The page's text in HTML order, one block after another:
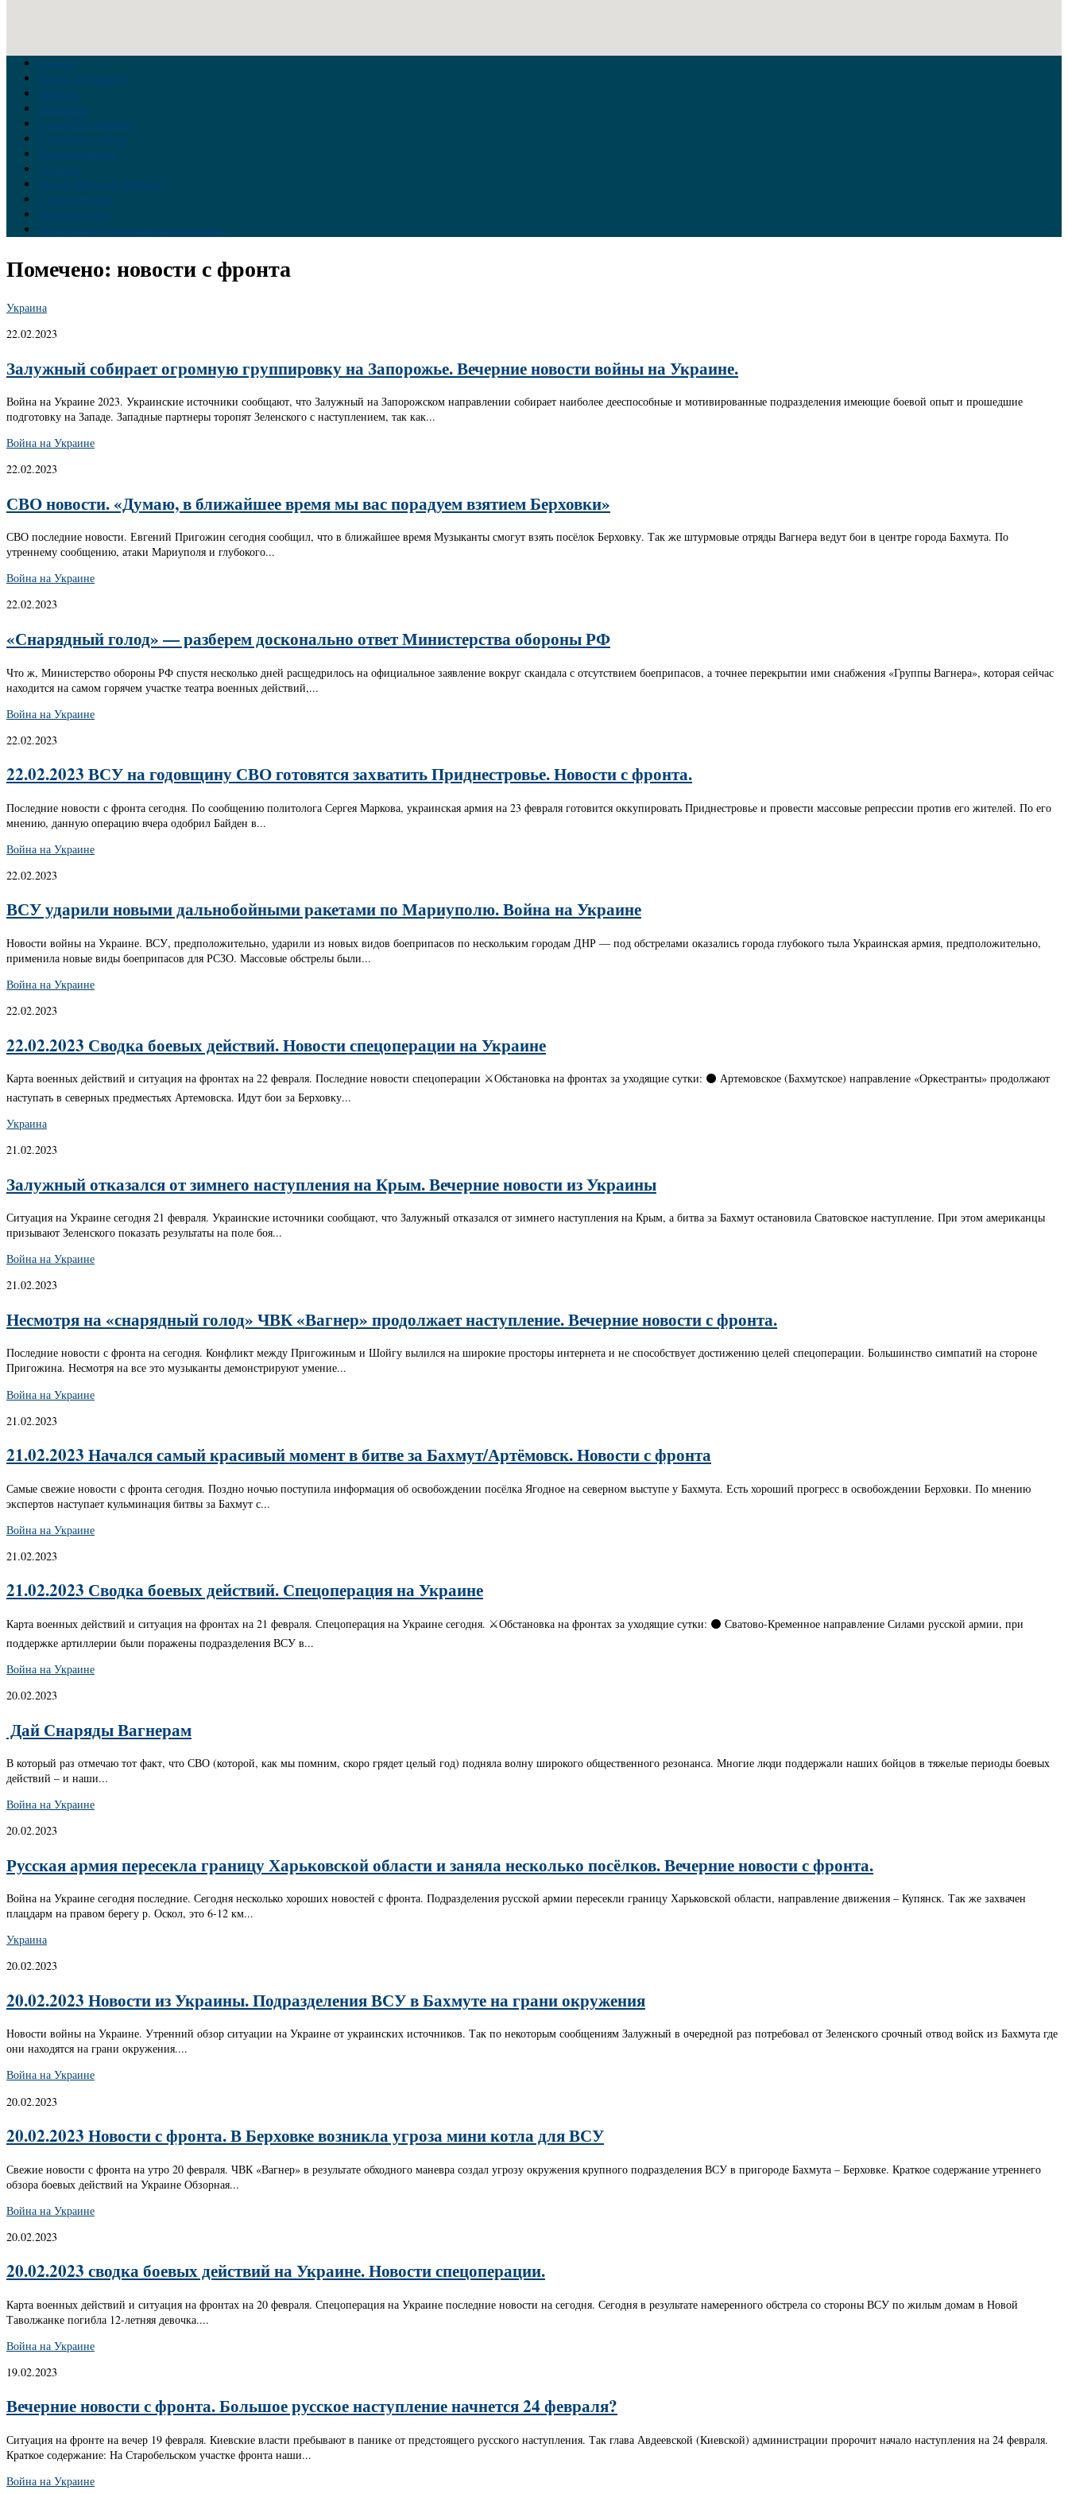
Главная
Война на Украине
Новости
Аналитика
Тайны Геополитики
Российские элиты
Теория заговора
Украина
Новый Мировой Порядок
Тайны истории
Обратная связь
Правила комментирования материалов
Помечено: новости с фронта
Украина
22.02.2023
Залужный собирает огромную группировку на Запорожье. Вечерние новости войны на Украине.
Война на Украине 2023. Украинские источники сообщают, что Залужный на Запорожском направлении собирает наиболее дееспособные и мотивированные подразделения имеющие боевой опыт и прошедшие
подготовку на Западе. Западные партнеры торопят Зеленского с наступлением, так как...
Война на Украине
22.02.2023
СВО новости. «Думаю, в ближайшее время мы вас порадуем взятием Берховки»
СВО последние новости. Евгений Пригожин сегодня сообщил, что в ближайшее время Музыканты смогут взять посёлок Берховку. Так же штурмовые отряды Вагнера ведут бои в центре города Бахмута. По
утреннему сообщению, атаки Мариуполя и глубокого...
Война на Украине
22.02.2023
«Снарядный голод» — разберем досконально ответ Министерства обороны РФ
Что ж, Министерство обороны РФ спустя несколько дней расщедрилось на официальное заявление вокруг скандала с отсутствием боеприпасов, а точнее перекрытии ими снабжения «Группы Вагнера», которая сейчас
находится на самом горячем участке театра военных действий,...
Война на Украине
22.02.2023
22.02.2023 ВСУ на годовщину СВО готовятся захватить Приднестровье. Новости с фронта.
Последние новости с фронта сегодня. По сообщению политолога Сергея Маркова, украинская армия на 23 февраля готовится оккупировать Приднестровье и провести массовые репрессии против его жителей. По его
мнению, данную операцию вчера одобрил Байден в...
Война на Украине
22.02.2023
ВСУ ударили новыми дальнобойными ракетами по Мариуполю. Война на Украине
Новости войны на Украине. ВСУ, предположительно, ударили из новых видов боеприпасов по нескольким городам ДНР — под обстрелами оказались города глубокого тыла Украинская армия, предположительно,
применила новые виды боеприпасов для РСЗО. Массовые обстрелы были...
Война на Украине
22.02.2023
22.02.2023 Сводка боевых действий. Новости спецоперации на Украине
Карта военных действий и ситуация на фронтах на 22 февраля. Последние новости спецоперации ⚔️Обстановка на фронтах за уходящие сутки: ⚫️ Артемовское (Бахмутское) направление «Оркестранты» продолжают
наступать в северных предместьях Артемовска. Идут бои за Берховку...
Украина
21.02.2023
Залужный отказался от зимнего наступления на Крым. Вечерние новости из Украины
Ситуация на Украине сегодня 21 февраля. Украинские источники сообщают, что Залужный отказался от зимнего наступления на Крым, а битва за Бахмут остановила Сватовское наступление. При этом американцы
призывают Зеленского показать результаты на поле боя...
Война на Украине
21.02.2023
Несмотря на «снарядный голод» ЧВК «Вагнер» продолжает наступление. Вечерние новости с фронта.
Последние новости с фронта на сегодня. Конфликт между Пригожиным и Шойгу вылился на широкие просторы интернета и не способствует достижению целей спецоперации. Большинство симпатий на стороне
Пригожина. Несмотря на все это музыканты демонстрируют умение...
Война на Украине
21.02.2023
21.02.2023 Начался самый красивый момент в битве за Бахмут/Артёмовск. Новости с фронта
Самые свежие новости с фронта сегодня. Поздно ночью поступила информация об освобождении посёлка Ягодное на северном выступе у Бахмута. Есть хороший прогресс в освобождении Берховки. По мнению
экспертов наступает кульминация битвы за Бахмут с...
Война на Украине
21.02.2023
21.02.2023 Сводка боевых действий. Спецоперация на Украине
Карта военных действий и ситуация на фронтах на 21 февраля. Спецоперация на Украине сегодня. ⚔️Обстановка на фронтах за уходящие сутки: ⚫️ Сватово-Кременное направление Силами русской армии, при
поддержке артиллерии были поражены подразделения ВСУ в...
Война на Украине
20.02.2023
​​ Дай Снаряды Вагнерам
В который раз отмечаю тот факт, что СВО (которой, как мы помним, скоро грядет целый год) подняла волну широкого общественного резонанса. Многие люди поддержали наших бойцов в тяжелые периоды боевых
действий – и наши...
Война на Украине
20.02.2023
Русская армия пересекла границу Харьковской области и заняла несколько посёлков. Вечерние новости с фронта.
Война на Украине сегодня последние. Сегодня несколько хороших новостей с фронта. Подразделения русской армии пересекли границу Харьковской области, направление движения – Купянск. Так же захвачен
плацдарм на правом берегу р. Оскол, это 6-12 км...
Украина
20.02.2023
20.02.2023 Новости из Украины. Подразделения ВСУ в Бахмуте на грани окружения
Новости войны на Украине. Утренний обзор ситуации на Украине от украинских источников. Так по некоторым сообщениям Залужный в очередной раз потребовал от Зеленского срочный отвод войск из Бахмута где
они находятся на грани окружения....
Война на Украине
20.02.2023
20.02.2023 Новости с фронта. В Берховке возникла угроза мини котла для ВСУ
Свежие новости с фронта на утро 20 февраля. ЧВК «Вагнер» в результате обходного маневра создал угрозу окружения крупного подразделения ВСУ в пригороде Бахмута – Берховке. Краткое содержание утреннего
обзора боевых действий на Украине Обзорная...
Война на Украине
20.02.2023
20.02.2023 сводка боевых действий на Украине. Новости спецоперации.
Карта военных действий и ситуация на фронтах на 20 февраля. Спецоперация на Украине последние новости на сегодня. Сегодня в результате намеренного обстрела со стороны ВСУ по жилым домам в Новой
Таволжанке погибла 12-летняя девочка....
Война на Украине
19.02.2023
Вечерние новости с фронта. Большое русское наступление начнется 24 февраля?
Ситуация на фронте на вечер 19 февраля. Киевские власти пребывают в панике от предстоящего русского наступления. Так глава Авдеевской (Киевской) администрации пророчит начало наступления на 24 февраля.
Краткое содержание: На Старобельском участке фронта наши...
Война на Украине